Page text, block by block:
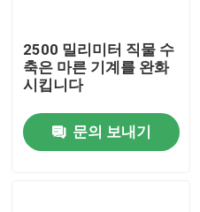
2500 밀리미터 직물 수
축은 마른 기계를 완화
시킵니다
문의 보내기